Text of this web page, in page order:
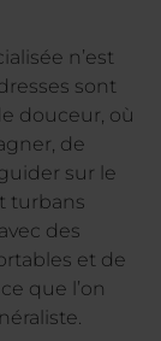
n’est
sont
douceur, où
de
sur le
turbans
des
et de
que l’on